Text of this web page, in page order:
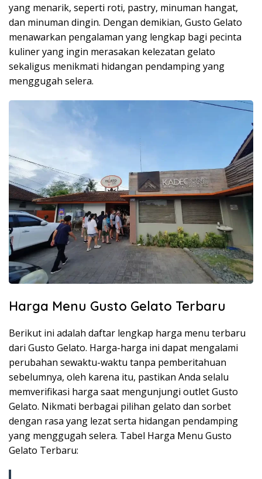
yang menarik, seperti roti, pastry, minuman hangat,
dan minuman dingin. Dengan demikian, Gusto Gelato
menawarkan pengalaman yang lengkap bagi pecinta
kuliner yang ingin merasakan kelezatan gelato
sekaligus menikmati hidangan pendamping yang
menggugah selera.
Harga Menu Gusto Gelato Terbaru
Berikut ini adalah daftar lengkap harga menu terbaru
dari Gusto Gelato. Harga-harga ini dapat mengalami
perubahan sewaktu-waktu tanpa pemberitahuan
sebelumnya, oleh karena itu, pastikan Anda selalu
memverifikasi harga saat mengunjungi outlet Gusto
Gelato. Nikmati berbagai pilihan gelato dan sorbet
dengan rasa yang lezat serta hidangan pendamping
yang menggugah selera. Tabel Harga Menu Gusto
Gelato Terbaru: